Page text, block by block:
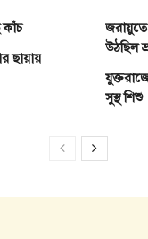
কাঁচ
ছায়ায়
উঠছিল
সুস্থ শিশু